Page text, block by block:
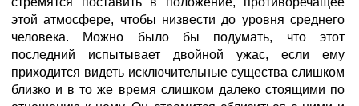
этой атмосфере, чтобы низвести до уровня среднего
человека. Можно было бы подумать, что этот
последний испытывает двойной ужас, если ему
приходится видеть исключительные существа слишком
близко и в то же время слишком далеко стоящими по